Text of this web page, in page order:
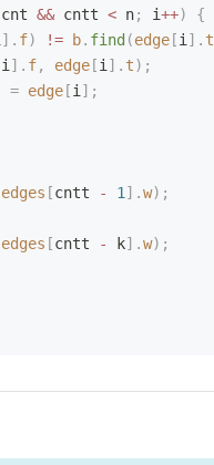
cnt && cntt < n; i++)
{
]. f) != b. find (edge [i ]. t
i ]. f, edge [i ]. t);
= edge [i ];
edges [cntt - 1 ].w);
edges [cntt - k].w);